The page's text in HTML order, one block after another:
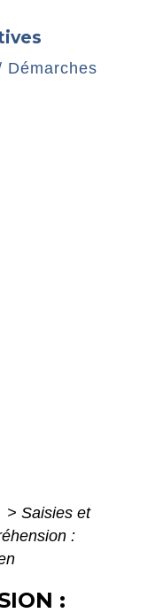
Démarches
> Saisies et
:
: